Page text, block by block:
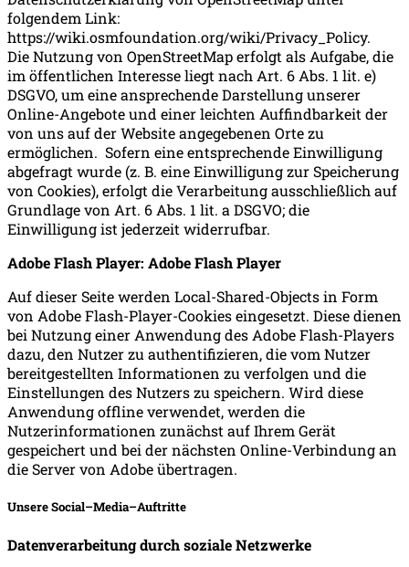
folgendem Link:
https://wiki.osmfoundation.org/wiki/Privacy_Policy.
Die Nutzung von OpenStreetMap erfolgt als Aufgabe, die
im öffentlichen Interesse liegt nach Art. 6 Abs. 1 lit. e)
DSGVO, um eine ansprechende Darstellung unserer
Online-Angebote und einer leichten Auffindbarkeit der
von uns auf der Website angegebenen Orte zu
ermöglichen. Sofern eine entsprechende Einwilligung
abgefragt wurde (z. B. eine Einwilligung zur Speicherung
von Cookies), erfolgt die Verarbeitung ausschließlich auf
Grundlage von Art. 6 Abs. 1 lit. a DSGVO; die
Einwilligung ist jederzeit widerrufbar.
Adobe Flash Player: Adobe Flash Player
Auf dieser Seite werden Local-Shared-Objects in Form
von Adobe Flash-Player-Cookies eingesetzt. Diese dienen
bei Nutzung einer Anwendung des Adobe Flash-Players
dazu, den Nutzer zu authentifizieren, die vom Nutzer
bereitgestellten Informationen zu verfolgen und die
Einstellungen des Nutzers zu speichern. Wird diese
Anwendung offline verwendet, werden die
Nutzerinformationen zunächst auf Ihrem Gerät
gespeichert und bei der nächsten Online-Verbindung an
die Server von Adobe übertragen.
Unsere Social–Media–Auftritte
Datenverarbeitung durch soziale Netzwerke